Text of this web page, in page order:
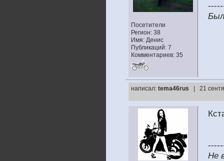
Посетители
Регион: 38
Имя: Денис
Публикаций: 7
Комментариев: 35
написал: tema46rus | 21
Не